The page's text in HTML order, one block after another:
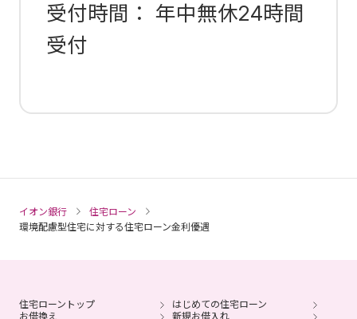
受付時間： 年中無休24時間
受付
イオン銀行
住宅ローン
環境配慮型住宅に対する住宅ローン金利優遇
住宅ローントップ
はじめての住宅ローン
お借換え
新規お借入れ